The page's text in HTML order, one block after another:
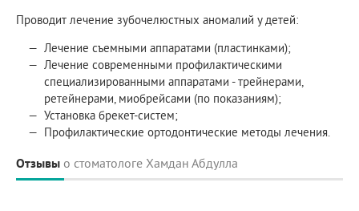
Проводит лечение зубочелюстных аномалий у детей:
Лечение съемными аппаратами (пластинками);
Лечение современными профилактическими
специализированными аппаратами - трейнерами,
ретейнерами, миобрейсами (по показаниям);
Установка брекет-систем;
Профилактические ортодонтические методы лечения.
Отзывы о стоматологе Хамдан Абдулла